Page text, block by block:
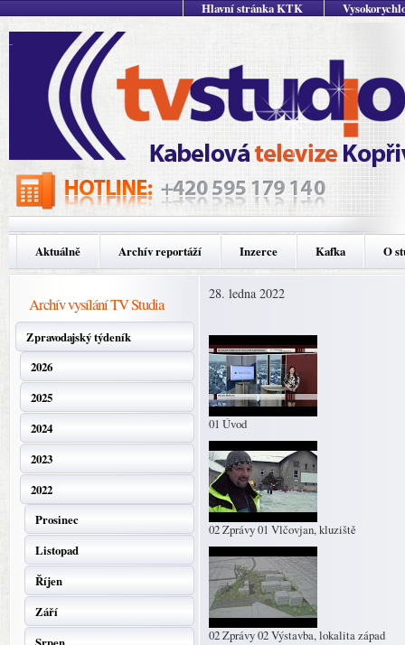
Hlavní stránka KTK
Aktuálně Archív reportáží Inzerce Kafka O
Archív vysílání TV Studia
Zpravodajský týdeník
2026
2025
2024
2023
2022
Prosinec
Listopad
Říjen
Září
28. ledna 2022
01 Úvod
02 Zprávy 01 Vlčovjan, kluziště
02 Zprávy 02 Výstavba, lokalita západ